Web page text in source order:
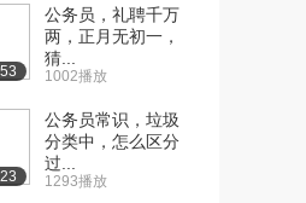
公务员，礼聘千万
两，正月无初一，
猜...
1002播放
公务员常识，垃圾
分类中，怎么区分
过...
1293播放